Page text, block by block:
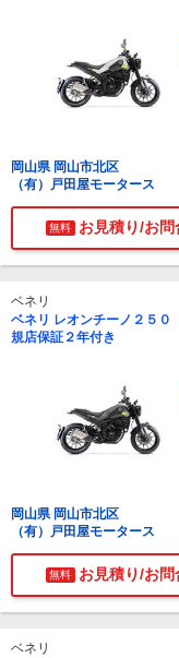
岡山県 岡山市北区
（有）戸田屋モータース
無料 お見積り/お問
ベネリ
ベネリ レオンチーノ２５
規店保証２年付き
岡山県 岡山市北区
（有）戸田屋モータース
無料 お見積り/お問
ベネリ